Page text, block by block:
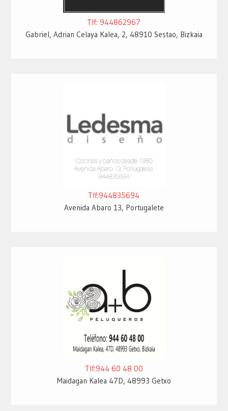
Tlf: 944862967
Gabriel, Adrian Celaya Kalea, 2, 48910 Sestao, Bizkaia
Tlf:944835694
Avenida Abaro 13, Portugalete
Tlf:944 60 48 00
Maidagan Kalea 47D, 48993 Getxo